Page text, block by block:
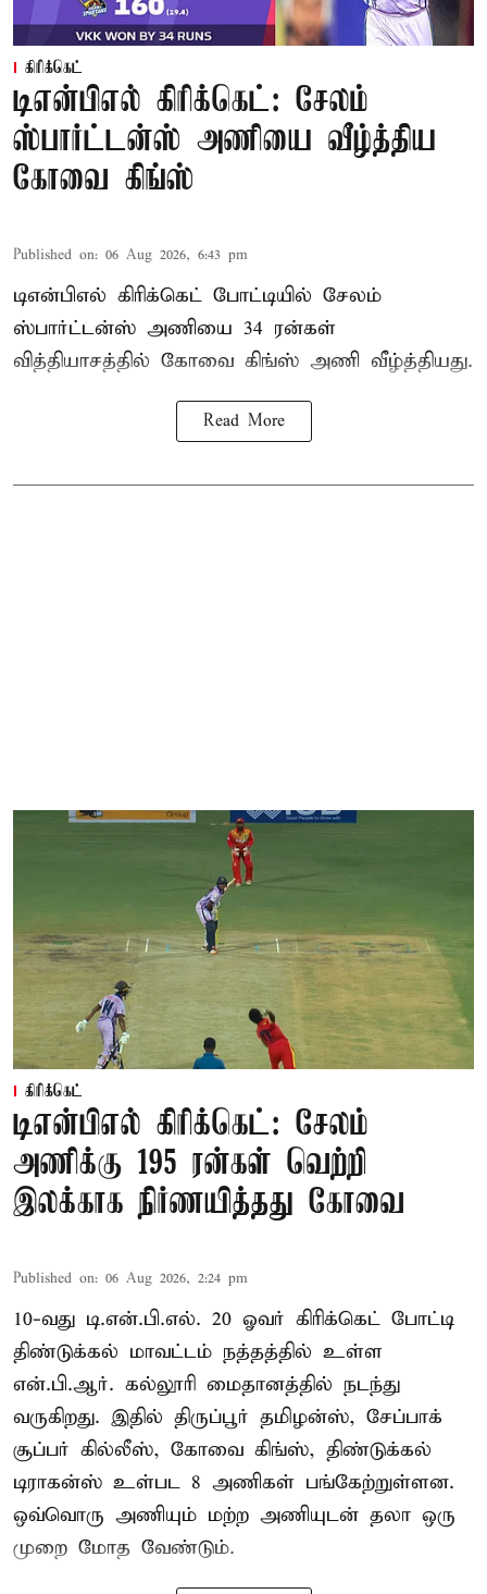
கிரிக்கெட்
டிஎன்பிஎல் கிரிக்கெட்: சேலம்
ஸ்பார்ட்டன்ஸ் அணியை வீழ்த்திய
கோவை கிங்ஸ்
Published on: 06 Aug 2026, 6:43 pm
டிஎன்பிஎல் கிரிக்கெட் போட்டியில் சேலம்
ஸ்பார்ட்டன்ஸ் அணியை 34 ரன்கள்
வித்தியாசத்தில் கோவை கிங்ஸ் அணி வீழ்த்தியது.
Read More
கிரிக்கெட்
டிஎன்பிஎல் கிரிக்கெட்: சேலம்
அணிக்கு 195 ரன்கள் வெற்றி
இலக்காக நிர்ணயித்தது கோவை
Published on: 06 Aug 2026, 2:24 pm
10-வது டி.என்.பி.எல். 20 ஓவர் கிரிக்கெட் போட்டி
திண்டுக்கல் மாவட்டம் நத்தத்தில் உள்ள
என்.பி.ஆர். கல்லூரி மைதானத்தில் நடந்து
வருகிறது. இதில் திருப்பூர் தமிழன்ஸ், சேப்பாக்
சூப்பர் கில்லீஸ், கோவை கிங்ஸ், திண்டுக்கல்
டிராகன்ஸ் உள்பட 8 அணிகள் பங்கேற்றுள்ளன.
ஒவ்வொரு அணியும் மற்ற அணியுடன் தலா ஒரு
முறை மோத வேண்டும்.